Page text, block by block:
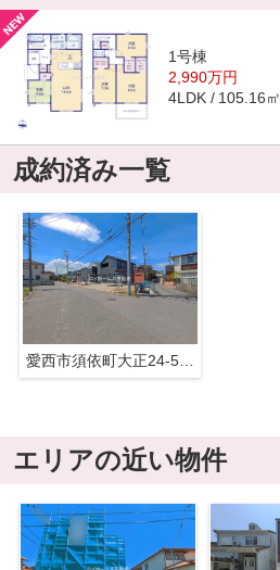
1号棟
2,990万円
4LDK 105.16㎡
成約済み一覧
愛西市須依町大正24-5『仲介料無料』新築戸建て
エリアの近い物件